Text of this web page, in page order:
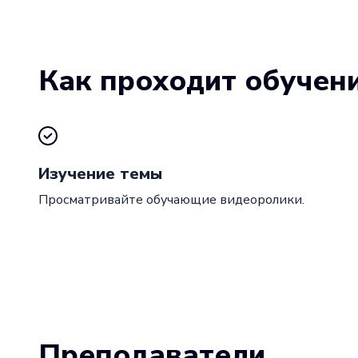
Как проходит
Изучение темы
Просматривайте обучающие видеоролики.